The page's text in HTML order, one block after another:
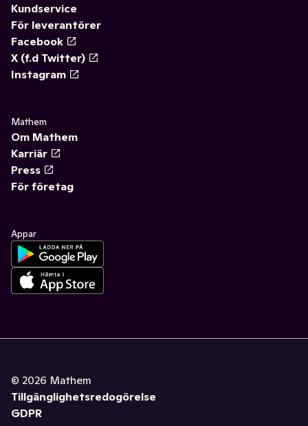
Kundservice
För leverantörer
Facebook
X (f.d Twitter)
Instagram
Mathem
Om Mathem
Karriär
Press
För företag
Appar
© 2026 Mathem
Tillgänglighetsredogörelse
GDPR